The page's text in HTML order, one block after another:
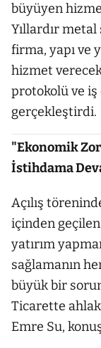
büyüyen
Yıllardır
firma, yapı ve
hizmet verecek
protokolü ve iş
gerçekleştirdi.
"Ekonomik
İstihdama
Açılış
içinden
yatırım
sağlamanın
büyük bir
Ticarette
Emre Su,